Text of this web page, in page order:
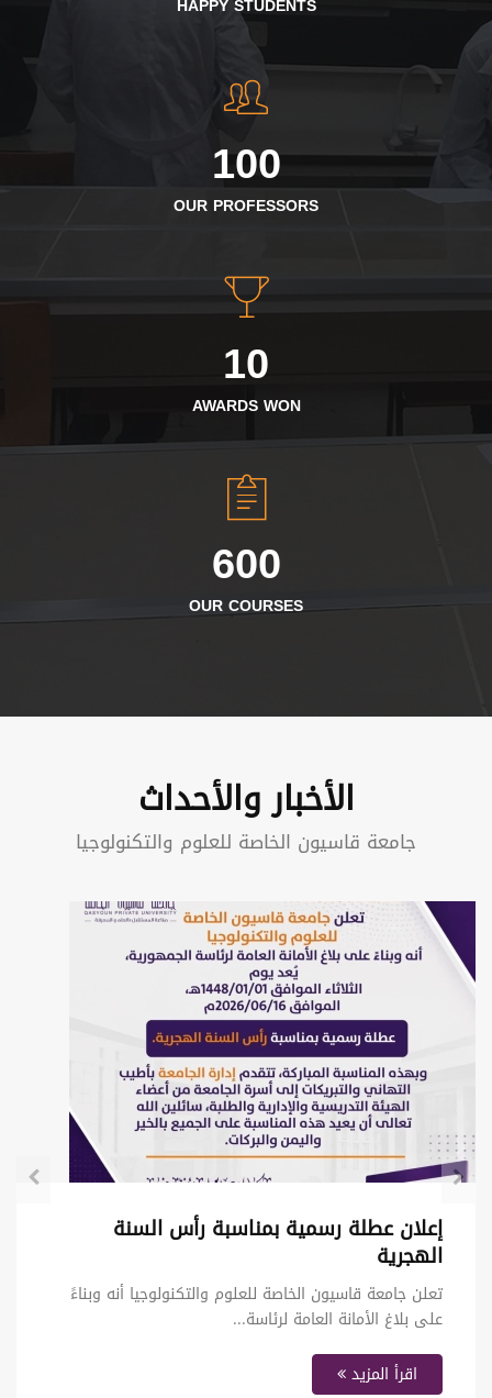
100
OUR PROFESSORS
10
AWARDS WON
600
OUR COURSES
الأخبار والأحداث
جامعة قاسيون الخاصة للعلوم والتكنولوجيا
بدء امتحانات الفصل الدراسي الثاني في
جامعة قاسيون الخاصة للعلوم والتكنولوجيا
ضمن أجواء أكاديمية وتنظيمية مميزة، جرت امتحانات الفصل
الدراسي الثاني في جامعة...
اقرأ المزيد